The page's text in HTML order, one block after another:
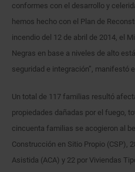
conformes con el desarrollo y
hemos hecho con el Plan de
incendio del 12 de abril de 2014, el
Negras en base a niveles de alto
seguridad e integración”, manifestó
Un total de 117 familias resultó
propiedades dañadas por el fuego,
cincuenta familias se acogieron al
Construcción en Sitio Propio (CSP),
Asistida (ACA) y 22 por Viviendas